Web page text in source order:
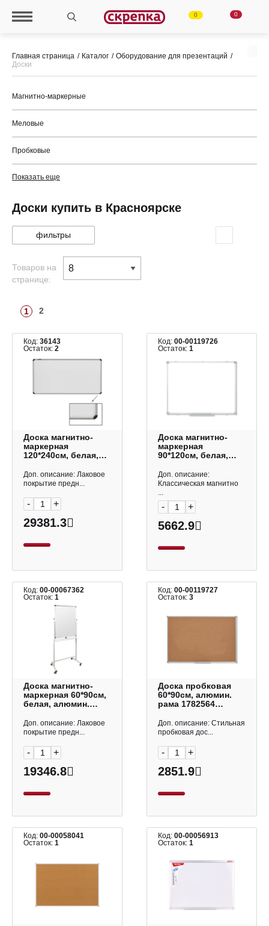
0 0
Главная страница Каталог
Оборудование для презентаций
Доски
Доски купить в Красноярске
Магнитно-маркерные
Меловые
Пробковые
Показать еще
фильтры
Товаров на
странице:
1 2
Код: 36143
Остаток: 2
Доска магнитно-
маркерная
120*240см, белая,
улучш. "Premium"
231702 Brauberg
Доп. описание: Лаковое
покрытие предн...
- +
29381.3
Код:00-00119726
Остаток:1
Доска магнитно-
маркерная
90*120см, белая,
1782563 Klammer
Доп. описание:
Классическая магнитно
...
- +
5662.9
Код: 00-00067362
Остаток: 1
Доска магнитно-
маркерная 60*90см,
белая, алюмин.
колеса "Premium"
236850 Brauberg
Доп. описание: Лаковое
покрытие предн...
- +
19346.8
Код:00-00119727
Остаток:3
Доска пробковая
60*90см, алюмин.
рама 1782564
Доп. описание: Стильная
пробковая дос...
- +
2851.9
Код: 00-00058041
Остаток: 1
Код:00-00056913
Остаток:1